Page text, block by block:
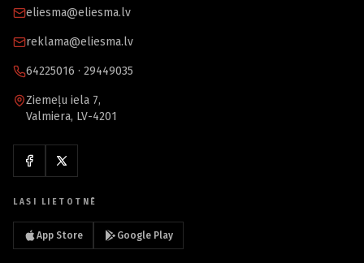
eliesma@eliesma.lv
reklama@eliesma.lv
64225016 · 29449035
Ziemeļu iela 7,
Valmiera, LV-4201
LASI LIETOTNĒ
App Store Google Play